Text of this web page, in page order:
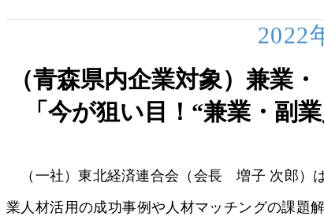
2022
（青森県内企業対象）兼業
「今が狙い目！“兼業・副
（一社）東北経済連合会（会長 増子 次郎）
業人材活用の成功事例や人材マッチングの課題